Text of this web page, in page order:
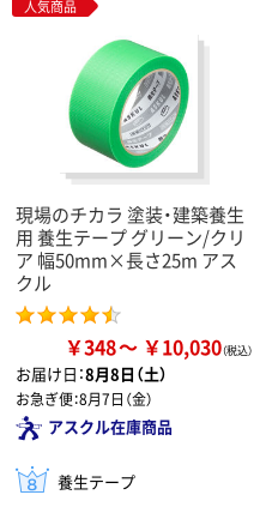
人気商品
現場のチカラ 塗装・建築養生
用 養生テープ グリーン/クリ
ア 幅50mm×長さ25m アス
クル
￥348 ￥10,030
お届け日：8月8日（土）
お急ぎ便：8月7日（金）
アスクル在庫商品
養生テープ